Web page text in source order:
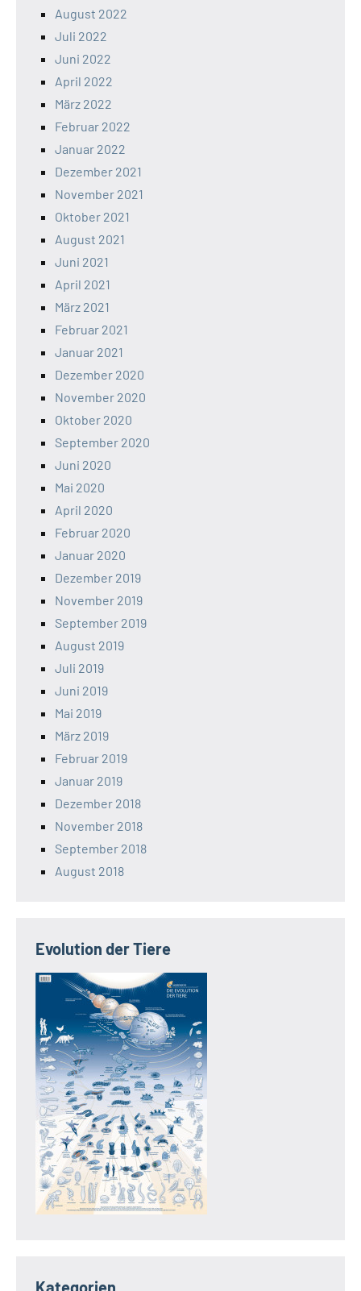
August 2022
Juli 2022
Juni 2022
April 2022
März 2022
Februar 2022
Januar 2022
Dezember 2021
November 2021
Oktober 2021
August 2021
Juni 2021
April 2021
März 2021
Februar 2021
Januar 2021
Dezember 2020
November 2020
Oktober 2020
September 2020
Juni 2020
Mai 2020
April 2020
Februar 2020
Januar 2020
Dezember 2019
November 2019
September 2019
August 2019
Juli 2019
Juni 2019
Mai 2019
März 2019
Februar 2019
Januar 2019
Dezember 2018
November 2018
September 2018
August 2018
Evolution der Tiere
Kategorien